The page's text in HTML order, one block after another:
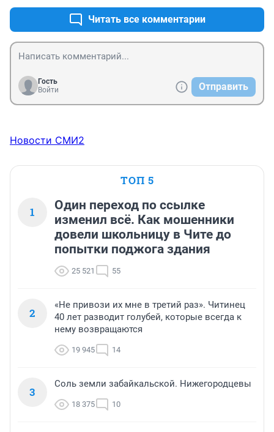
Читать все комментарии
Гость
Войти
Отправить
Новости СМИ2
ТОП 5
1
Один переход по ссылке
изменил всё. Как мошенники
довели школьницу в Чите до
попытки поджога здания
25 521 55
2
«Не привози их мне в третий раз». Читинец
40 лет разводит голубей, которые всегда к
нему возвращаются
19 945 14
3
Соль земли забайкальской. Нижегородцевы
18 375 10